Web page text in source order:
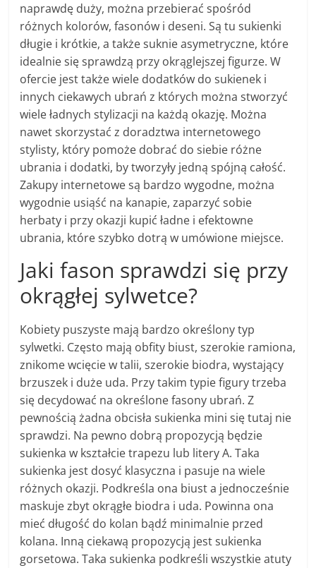
naprawdę duży, można przebierać spośród
różnych kolorów, fasonów i deseni. Są tu sukienki
długie i krótkie, a także suknie asymetryczne, które
idealnie się sprawdzą przy okrąglejszej figurze. W
ofercie jest także wiele dodatków do sukienek i
innych ciekawych ubrań z których można stworzyć
wiele ładnych stylizacji na każdą okazję. Można
nawet skorzystać z doradztwa internetowego
stylisty, który pomoże dobrać do siebie różne
ubrania i dodatki, by tworzyły jedną spójną całość.
Zakupy internetowe są bardzo wygodne, można
wygodnie usiąść na kanapie, zaparzyć sobie
herbaty i przy okazji kupić ładne i efektowne
ubrania, które szybko dotrą w umówione miejsce.
Jaki fason sprawdzi się przy
okrągłej sylwetce?
Kobiety puszyste mają bardzo określony typ
sylwetki. Często mają obfity biust, szerokie ramiona,
znikome wcięcie w talii, szerokie biodra, wystający
brzuszek i duże uda. Przy takim typie figury trzeba
się decydować na określone fasony ubrań. Z
pewnością żadna obcisła sukienka mini się tutaj nie
sprawdzi. Na pewno dobrą propozycją będzie
sukienka w kształcie trapezu lub litery A. Taka
sukienka jest dosyć klasyczna i pasuje na wiele
różnych okazji. Podkreśla ona biust a jednocześnie
maskuje zbyt okrągłe biodra i uda. Powinna ona
mieć długość do kolan bądź minimalnie przed
kolana. Inną ciekawą propozycją jest sukienka
gorsetowa. Taka sukienka podkreśli wszystkie atuty